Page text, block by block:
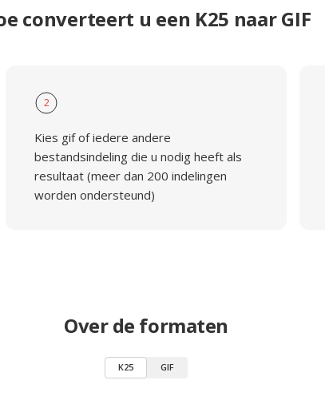
converteert u een K25 naar GIF
2
Kies gif of iedere andere
bestandsindeling die u nodig heeft als
resultaat (meer dan 200 indelingen
worden ondersteund)
Over de formaten
K25 GIF